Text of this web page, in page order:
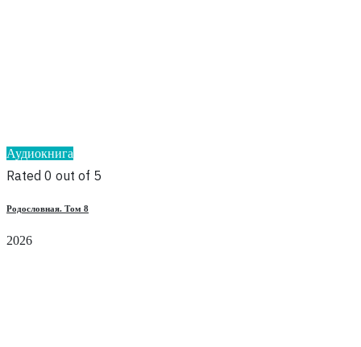
Аудиокнига
Rated 0 out of 5
Родословная. Том 8
2026